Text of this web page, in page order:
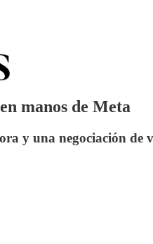
manos de Meta
y una negociación de